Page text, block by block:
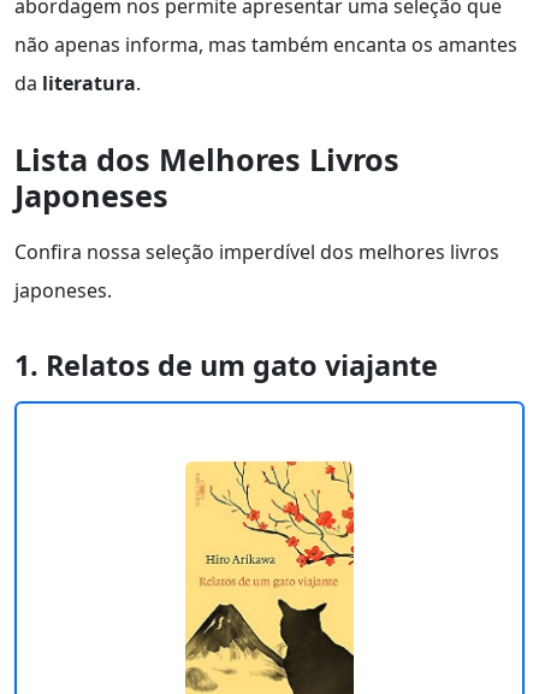
abordagem nos permite apresentar uma seleção que
não apenas informa, mas também encanta os amantes
da literatura.
Lista dos Melhores Livros
Japoneses
Confira nossa seleção imperdível dos melhores livros
japoneses.
1. Relatos de um gato viajante